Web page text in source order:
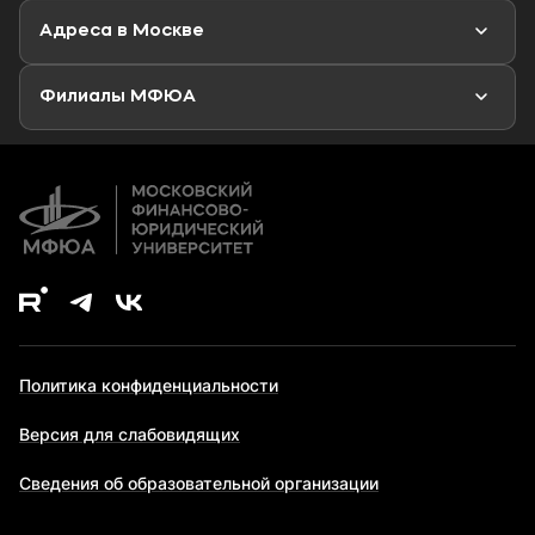
Аспирантура
Дополнительное образование
Адреса в Москве
Филиалы МФЮА
Политика конфиденциальности
Версия для слабовидящих
Сведения об образовательной организации